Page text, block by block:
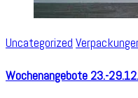
Uncategorized
Wochenangebote 23.-